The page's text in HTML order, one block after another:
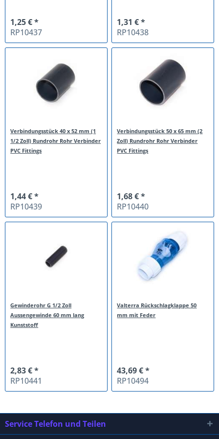
1,25 € *
RP10437
1,31 € *
RP10438
Verbindungsstück 40 x 52 mm (1
1/2 Zoll) Rundrohr Rohr Verbinder
PVC Fittings
1,44 € *
RP10439
Verbindungsstück 50 x 65 mm (2
Zoll) Rundrohr Rohr Verbinder
PVC Fittings
1,68 € *
RP10440
Gewinderohr G 1/2 Zoll
Aussengewinde 60 mm lang
Kunststoff
2,83 € *
RP10441
Valterra Rückschlagklappe 50
mm mit Feder
43,69 € *
RP10494
Service Telefon und Teilen